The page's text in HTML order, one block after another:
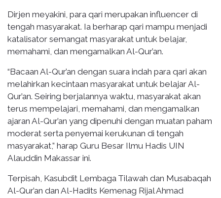
Dirjen meyakini, para qari merupakan influencer di
tengah masyarakat. Ia berharap qari mampu menjadi
katalisator semangat masyarakat untuk belajar,
memahami, dan mengamalkan Al-Qur’an.
“Bacaan Al-Qur’an dengan suara indah para qari akan
melahirkan kecintaan masyarakat untuk belajar Al-
Qur’an. Seiring berjalannya waktu, masyarakat akan
terus mempelajari, memahami, dan mengamalkan
ajaran Al-Qur’an yang dipenuhi dengan muatan paham
moderat serta penyemai kerukunan di tengah
masyarakat,” harap Guru Besar Ilmu Hadis UIN
Alauddin Makassar ini.
Terpisah, Kasubdit Lembaga Tilawah dan Musabaqah
Al-Qur’an dan Al-Hadits Kemenag Rijal Ahmad